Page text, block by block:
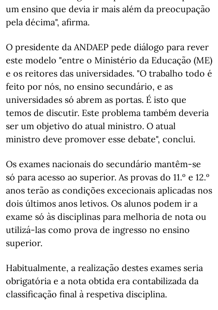
um ensino que devia ir mais além da preocupação
pela décima", afirma.
O presidente da ANDAEP pede diálogo para rever
este modelo "entre o Ministério da Educação (ME)
e os reitores das universidades. "O trabalho todo é
feito por nós, no ensino secundário, e as
universidades só abrem as portas. É isto que
temos de discutir. Este problema também deveria
ser um objetivo do atual ministro. O atual
ministro deve promover esse debate", conclui.
Os exames nacionais do secundário mantêm-se
só para acesso ao superior. As provas do 11.º e 12.º
anos terão as condições excecionais aplicadas nos
dois últimos anos letivos. Os alunos podem ir a
exame só às disciplinas para melhoria de nota ou
utilizá-las como prova de ingresso no ensino
superior.
Habitualmente, a realização destes exames seria
obrigatória e a nota obtida era contabilizada da
classificação final à respetiva disciplina.